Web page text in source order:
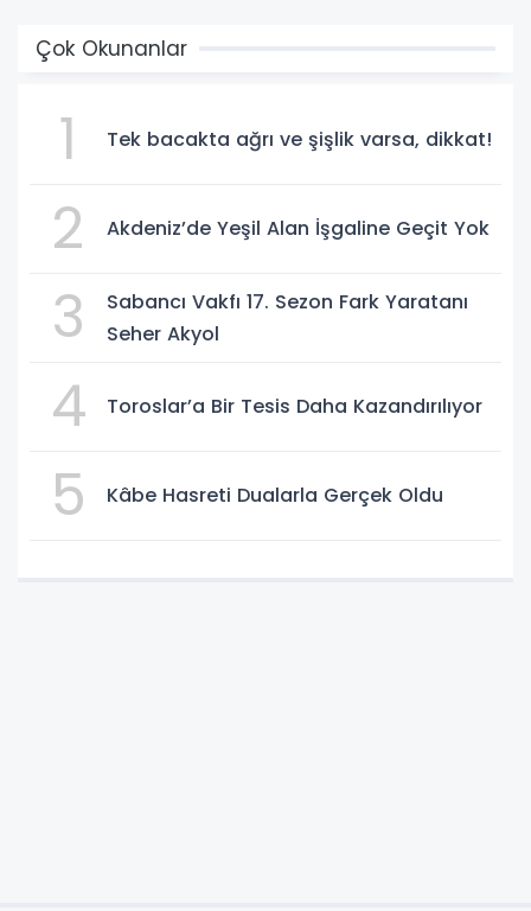
Çok Okunanlar
1 Tek bacakta ağrı ve şişlik varsa, dikkat!
2 Akdeniz’de Yeşil Alan İşgaline Geçit Yok
3
Sabancı Vakfı 17. Sezon Fark Yaratanı
Seher Akyol
4 Toroslar’a Bir Tesis Daha Kazandırılıyor
5 Kâbe Hasreti Dualarla Gerçek Oldu